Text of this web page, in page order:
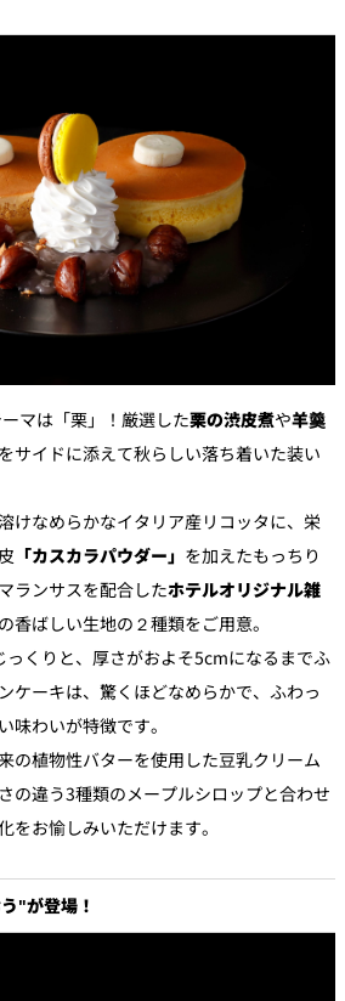
マは「栗」！厳選した栗の渋皮煮や羊羹
サイドに添えて秋らしい落ち着いた装い
けなめらかなイタリア産リコッタに、栄
「カスカラパウダー」 を加えたもっちり
ランサスを配合したホテルオリジナル雑
の香ばしい生地の２種類をご用意。
くりと、厚さがおよそ5cmになるまでふ
ケーキは、驚くほどなめらかで、ふわっ
味わいが特徴です。
の植物性バターを使用した豆乳クリーム
の違う3種類のメープルシロップと合わせ
をお愉しみいただけます。
"が登場！